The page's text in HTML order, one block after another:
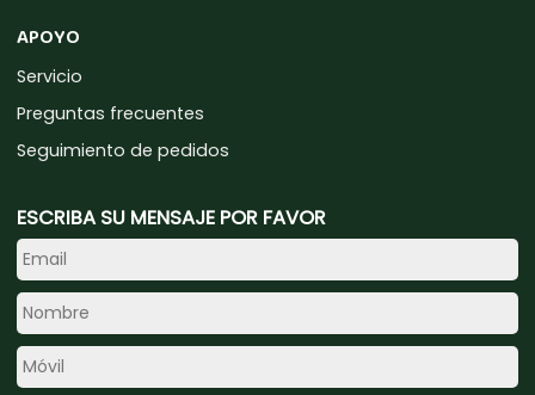
APOYO
Servicio
Preguntas frecuentes
Seguimiento de pedidos
ESCRIBA SU MENSAJE POR FAVOR